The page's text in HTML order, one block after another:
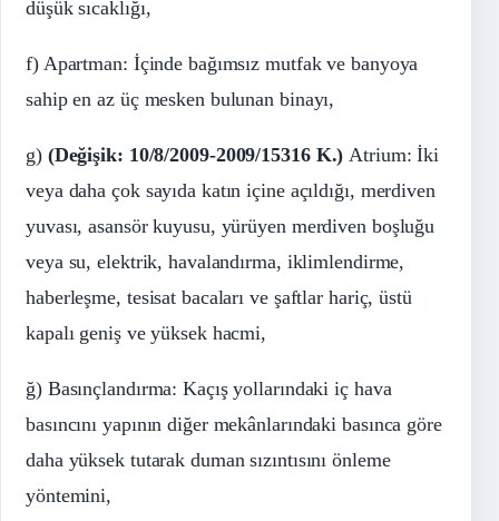
düşük sıcaklığı,
f) Apartman: İçinde bağımsız mutfak ve banyoya
sahip en az üç mesken bulunan binayı,
g) (Değişik: 10/8/2009-2009/15316 K.) Atrium: İki
veya daha çok sayıda katın içine açıldığı, merdiven
yuvası, asansör kuyusu, yürüyen merdiven boşluğu
veya su, elektrik, havalandırma, iklimlendirme,
haberleşme, tesisat bacaları ve şaftlar hariç, üstü
kapalı geniş ve yüksek hacmi,
ğ) Basınçlandırma: Kaçış yollarındaki iç hava
basıncını yapının diğer mekânlarındaki basınca göre
daha yüksek tutarak duman sızıntısını önleme
yöntemini,